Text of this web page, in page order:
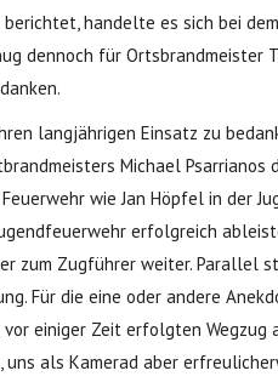
handelte es sich bei
dennoch für
langjährigen Einsatz zu
Michael
wie Jan Höpfel in der
erfolgreich
zum Zugführer weiter.
Für die eine oder andere
einiger Zeit erfolgten Wegzug
als Kamerad aber